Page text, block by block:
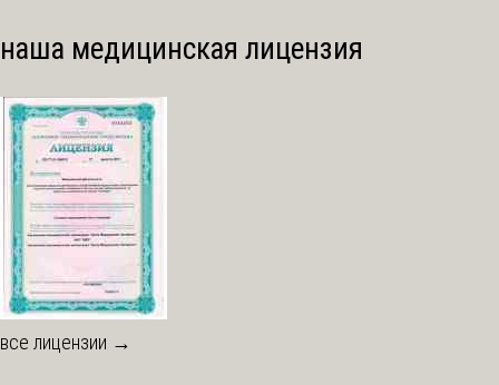
наша медицинская лицензия
все лицензии →